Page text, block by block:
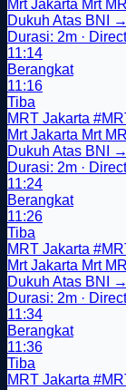
Mrt Jakarta Mrt
Dukuh Atas BNI
Durasi: 2m · Direct
11:14
Berangkat
11:16
Tiba
MRT Jakarta
Mrt Jakarta Mrt
Dukuh Atas BNI
Durasi: 2m · Direct
11:24
Berangkat
11:26
Tiba
MRT Jakarta
Mrt Jakarta Mrt
Dukuh Atas BNI
Durasi: 2m · Direct
11:34
Berangkat
11:36
Tiba
MRT Jakarta